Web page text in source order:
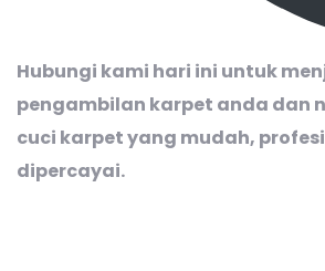
Hubungi kami hari ini untuk
pengambilan karpet anda dan
cuci karpet yang mudah,
dipercayai.